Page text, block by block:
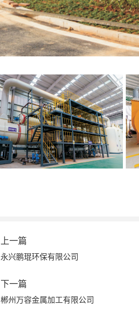
上一篇
永兴鹏琨环保有限公司
下一篇
郴州万容金属加工有限公司